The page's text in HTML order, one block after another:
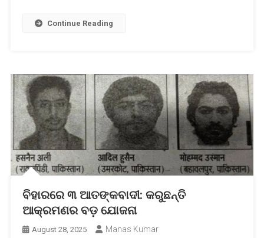
Continue Reading
ବିହାରରେ ୩ ଆତଙ୍କବାଦୀ: କରୁଛନ୍ତି
ଆକ୍ରମଣର ବଡ଼ ଯୋଜନା
August 28, 2025 Manas Kumar